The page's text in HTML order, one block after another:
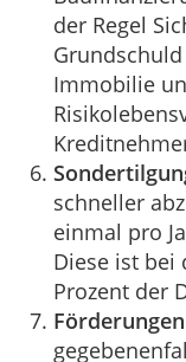
der Regel
Immobilie
schneller
einmal pro
Diese ist bei
Prozent der
Förderungen